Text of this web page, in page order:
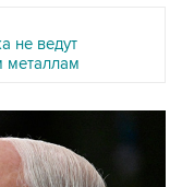
не ведут
металлам